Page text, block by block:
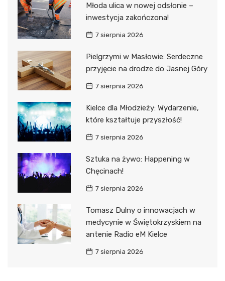
Młoda ulica w nowej odsłonie –
inwestycja zakończona!
7 sierpnia 2026
Pielgrzymi w Masłowie: Serdeczne
przyjęcie na drodze do Jasnej Góry
7 sierpnia 2026
Kielce dla Młodzieży: Wydarzenie,
które kształtuje przyszłość!
7 sierpnia 2026
Sztuka na żywo: Happening w
Chęcinach!
7 sierpnia 2026
Tomasz Dulny o innowacjach w
medycynie w Świętokrzyskiem na
antenie Radio eM Kielce
7 sierpnia 2026